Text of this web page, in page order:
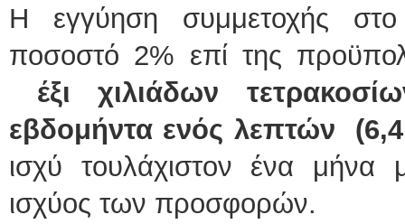
Η εγγύηση συμμετοχής στο
ποσοστό 2% επί της
έξι χιλιάδων
εβδομήντα ενός λεπτών
ισχύ τουλάχιστον ένα
ισχύος των προσφορών.